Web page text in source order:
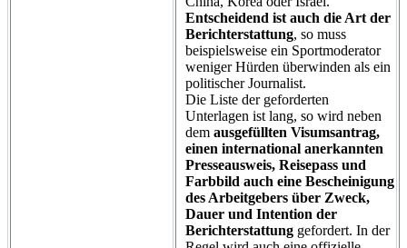
Entscheidend ist auch die Art der
Berichterstattung, so muss
beispielsweise ein Sportmoderator
weniger Hürden überwinden als ein
politischer Journalist.
Die Liste der geforderten
Unterlagen ist lang, so wird neben
dem ausgefüllten Visumsantrag,
einen international anerkannten
Presseausweis, Reisepass und
Farbbild auch eine Bescheinigung
des Arbeitgebers über Zweck,
Dauer und Intention der
Berichterstattung gefordert. In der